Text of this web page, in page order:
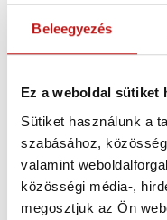
Beleegyezés
Ez a weboldal sütiket
Sütiket használunk a
szabásához,
valamint
közösségi média-,
megosztjuk az Ön
Budapestenegyirányú
nem csak azért rossz,
egyszerűen
azért is, mert ha elvétjük,